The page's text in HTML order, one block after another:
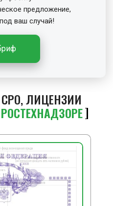
предложение,
ваш случай!
ЛИЦЕНЗИИ